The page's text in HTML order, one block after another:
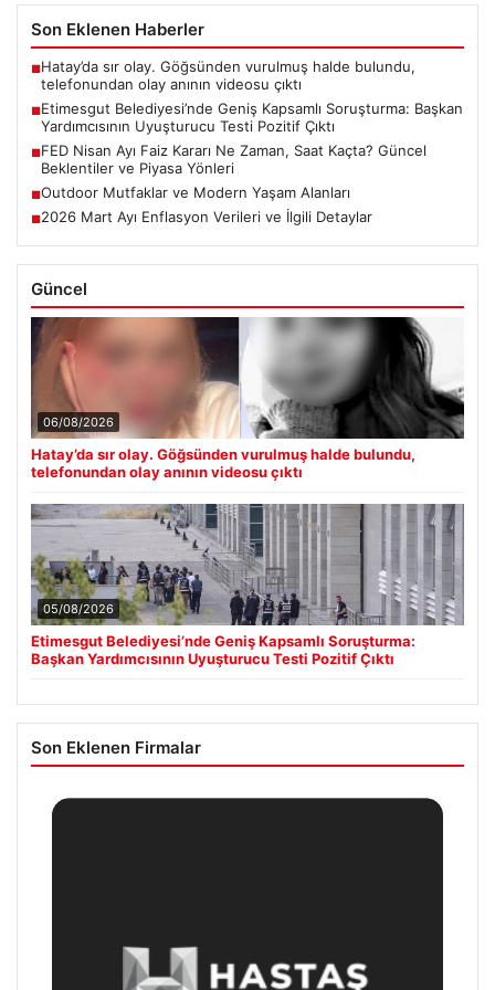
Son Eklenen Haberler
■Hatay’da sır olay. Göğsünden vurulmuş halde bulundu,
telefonundan olay anının videosu çıktı
■Etimesgut Belediyesi’nde Geniş Kapsamlı Soruşturma: Başkan
Yardımcısının Uyuşturucu Testi Pozitif Çıktı
■FED Nisan Ayı Faiz Kararı Ne Zaman, Saat Kaçta? Güncel
Beklentiler ve Piyasa Yönleri
■Outdoor Mutfaklar ve Modern Yaşam Alanları
■2026 Mart Ayı Enflasyon Verileri ve İlgili Detaylar
Güncel
06/08/2026
Hatay’da sır olay. Göğsünden vurulmuş halde bulundu,
telefonundan olay anının videosu çıktı
05/08/2026
Etimesgut Belediyesi’nde Geniş Kapsamlı Soruşturma:
Başkan Yardımcısının Uyuşturucu Testi Pozitif Çıktı
Son Eklenen Firmalar